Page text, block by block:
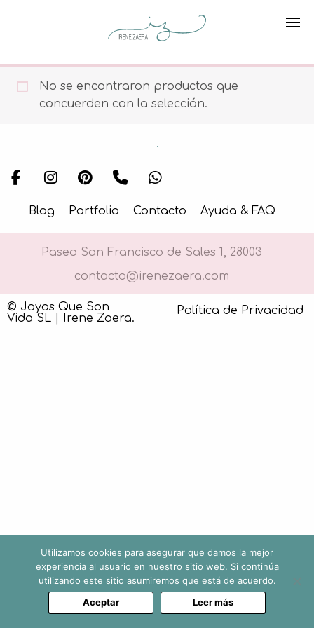
No se encontraron productos que
concuerden con la selección.
Blog Portfolio Contacto Ayuda & FAQ
Paseo San Francisco de Sales 1, 28003
contacto@irenezaera.com
© Joyas Que Son
Vida SL | Irene Zaera.
Política de Privacidad
Utilizamos cookies para asegurar que damos la mejor
experiencia al usuario en nuestro sitio web. Si continúa
utilizando este sitio asumiremos que está de acuerdo.
Aceptar
Leer más